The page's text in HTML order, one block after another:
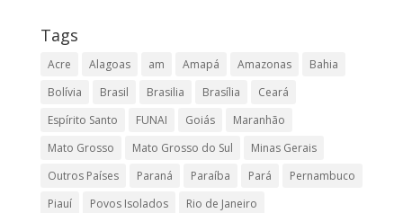
Tags
Acre Alagoas am Amapá Amazonas
Bahia
Bolívia
Brasil Brasilia Brasília
Ceará
Espírito Santo
FUNAI Goiás
Maranhão
Mato Grosso
Mato Grosso do Sul
Minas Gerais
Outros Países
Paraná Paraíba Pará
Pernambuco
Piauí
Povos Isolados
Rio de Janeiro